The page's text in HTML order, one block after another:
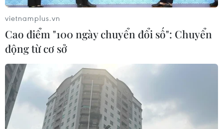
13/05/2018 06:23
Năm nay, đoàn Việt Nam với tám thí sinh tham dự
Olympic Vật lý châu Á lần thứ 19, đã giành bốn Huy
chương Vàng, hai Huy chương Bạc và hai Huy chương
Đồng.
vietnamplus.vn
Cao điểm "100 ngày chuyển đổi số": Chuyển
động từ cơ sở